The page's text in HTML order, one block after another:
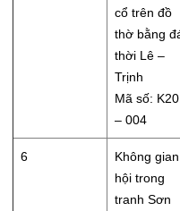
cổ trên đồ
thờ bằng
thời Lê –
Trịnh
Mã số:
– 004
6
Không
hội trong
tranh Sơn